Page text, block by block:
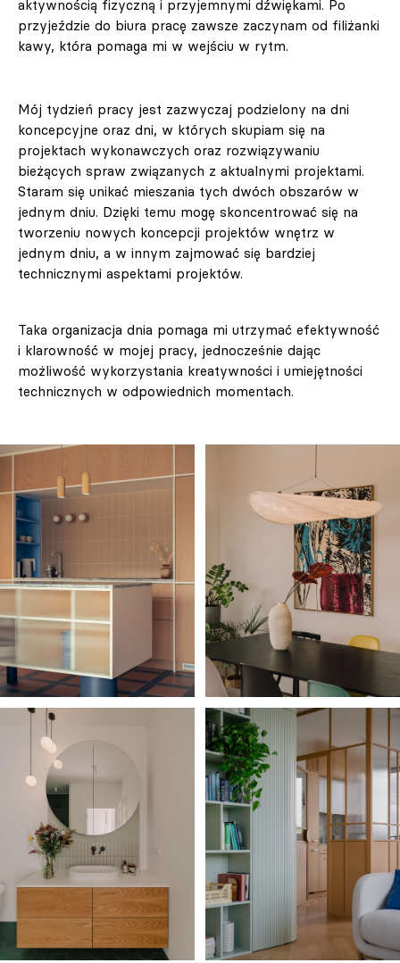
aktywnością fizyczną i przyjemnymi dźwiękami. Po
przyjeździe do biura pracę zawsze zaczynam od filiżanki
kawy, która pomaga mi w wejściu w rytm.
Mój tydzień pracy jest zazwyczaj podzielony na dni
koncepcyjne oraz dni, w których skupiam się na
projektach wykonawczych oraz rozwiązywaniu
bieżących spraw związanych z aktualnymi projektami.
Staram się unikać mieszania tych dwóch obszarów w
jednym dniu. Dzięki temu mogę skoncentrować się na
tworzeniu nowych koncepcji projektów wnętrz w
jednym dniu, a w innym zajmować się bardziej
technicznymi aspektami projektów.
Taka organizacja dnia pomaga mi utrzymać efektywność
i klarowność w mojej pracy, jednocześnie dając
możliwość wykorzystania kreatywności i umiejętności
technicznych w odpowiednich momentach.